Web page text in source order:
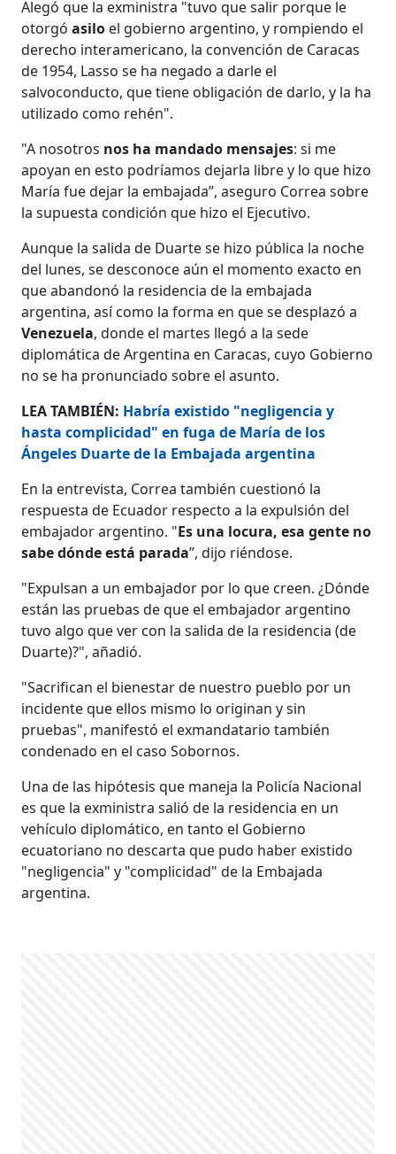
Alegó que la exministra "tuvo que salir porque le
otorgó asilo el gobierno argentino, y rompiendo el
derecho interamericano, la convención de Caracas
de 1954, Lasso se ha negado a darle el
salvoconducto, que tiene obligación de darlo, y la ha
utilizado como rehén".
"A nosotros nos ha mandado mensajes: si me
apoyan en esto podríamos dejarla libre y lo que hizo
María fue dejar la embajada”, aseguro Correa sobre
la supuesta condición que hizo el Ejecutivo.
Aunque la salida de Duarte se hizo pública la noche
del lunes, se desconoce aún el momento exacto en
que abandonó la residencia de la embajada
argentina, así como la forma en que se desplazó a
Venezuela, donde el martes llegó a la sede
diplomática de Argentina en Caracas, cuyo Gobierno
no se ha pronunciado sobre el asunto.
LEA TAMBIÉN: Habría existido "negligencia y
hasta complicidad" en fuga de María de los
Ángeles Duarte de la Embajada argentina
En la entrevista, Correa también cuestionó la
respuesta de Ecuador respecto a la expulsión del
embajador argentino. "Es una locura, esa gente no
sabe dónde está parada”, dijo riéndose.
"Expulsan a un embajador por lo que creen. ¿Dónde
están las pruebas de que el embajador argentino
tuvo algo que ver con la salida de la residencia (de
Duarte)?", añadió.
"Sacrifican el bienestar de nuestro pueblo por un
incidente que ellos mismo lo originan y sin
pruebas", manifestó el exmandatario también
condenado en el caso Sobornos.
Una de las hipótesis que maneja la Policía Nacional
es que la exministra salió de la residencia en un
vehículo diplomático, en tanto el Gobierno
ecuatoriano no descarta que pudo haber existido
"negligencia" y "complicidad" de la Embajada
argentina.